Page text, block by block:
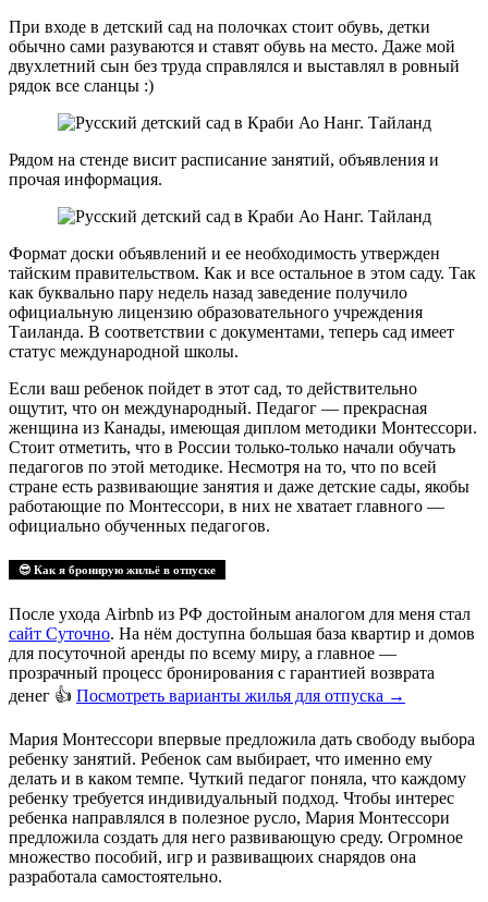
При входе в детский сад на полочках стоит обувь, детки
обычно сами разуваются и ставят обувь на место. Даже мой
двухлетний сын без труда справлялся и выставлял в ровный
рядок все сланцы :)
Рядом на стенде висит расписание занятий, объявления и
прочая информация.
Формат доски объявлений и ее необходимость утвержден
тайским правительством. Как и все остальное в этом саду. Так
как буквально пару недель назад заведение получило
официальную лицензию образовательного учреждения
Таиланда. В соответствии с документами, теперь сад имеет
статус международной школы.
Если ваш ребенок пойдет в этот сад, то действительно
ощутит, что он международный. Педагог — прекрасная
женщина из Канады, имеющая диплом методики Монтессори.
Стоит отметить, что в России только-только начали обучать
педагогов по этой методике. Несмотря на то, что по всей
стране есть развивающие занятия и даже детские сады, якобы
работающие по Монтессори, в них не хватает главного —
официально обученных педагогов.
😎 Как я бронирую жильё в отпуске
После ухода Airbnb из РФ достойным аналогом для меня стал
сайт Суточно. На нём доступна большая база квартир и домов
для посуточной аренды по всему миру, а главное —
прозрачный процесс бронирования с гарантией возврата
денег 👍 Посмотреть варианты жилья для отпуска →
Мария Монтессори впервые предложила дать свободу выбора
ребенку занятий. Ребенок сам выбирает, что именно ему
делать и в каком темпе. Чуткий педагог поняла, что каждому
ребенку требуется индивидуальный подход. Чтобы интерес
ребенка направлялся в полезное русло, Мария Монтессори
предложила создать для него развивающую среду. Огромное
множество пособий, игр и развиващюих снарядов она
разработала самостоятельно.